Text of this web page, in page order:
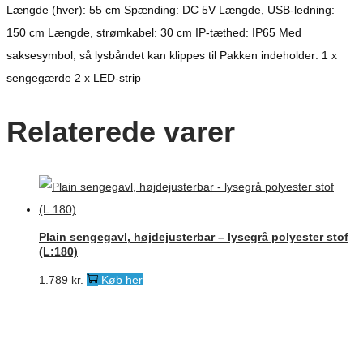
Længde (hver): 55 cm Spænding: DC 5V Længde, USB-ledning:
150 cm Længde, strømkabel: 30 cm IP-tæthed: IP65 Med
saksesymbol, så lysbåndet kan klippes til Pakken indeholder: 1 x
sengegærde 2 x LED-strip
Relaterede varer
Plain sengegavl, højdejusterbar – lysegrå polyester stof
(L:180)
1.789 kr. Køb her